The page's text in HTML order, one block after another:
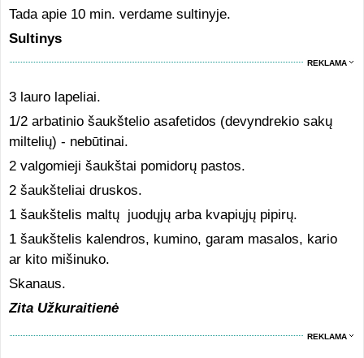
Tada apie 10 min. verdame sultinyje.
Sultinys
REKLAMA
3 lauro lapeliai.
1/2 arbatinio šaukštelio asafetidos (devyndrekio sakų
miltelių) - nebūtinai.
2 valgomieji šaukštai pomidorų pastos.
2 šaukšteliai druskos.
1 šaukštelis maltų juodųjų arba kvapiųjų pipirų.
1 šaukštelis kalendros, kumino, garam masalos, kario
ar kito mišinuko.
Skanaus.
Zita Užkuraitienė
REKLAMA